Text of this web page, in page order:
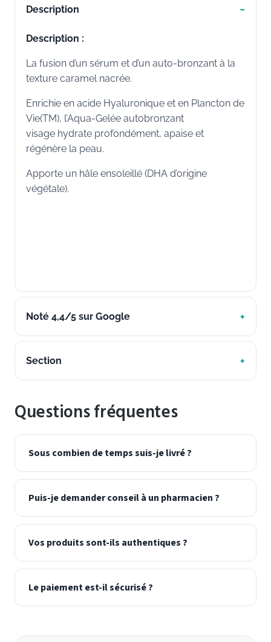
Description
Description :
La fusion d’un sérum et d’un auto-bronzant à la
texture caramel nacrée.
Enrichie en acide Hyaluronique et en Plancton de
Vie(TM), l’Aqua-Gelée autobronzant
visage hydrate profondément, apaise et
régénère la peau.
Apporte un hâle ensoleillé (DHA d’origine
végétale).
Noté 4,4/5 sur Google
Section
Questions fréquentes
Sous combien de temps suis-je livré ?
Puis-je demander conseil à un pharmacien ?
Vos produits sont-ils authentiques ?
Le paiement est-il sécurisé ?